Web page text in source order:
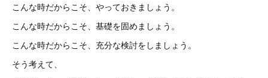
こんな時だからこそ、やっておきましょう。
こんな時だからこそ、基礎を固めましょう。
こんな時だからこそ、充分な検討をしましょう。
そう考えて、